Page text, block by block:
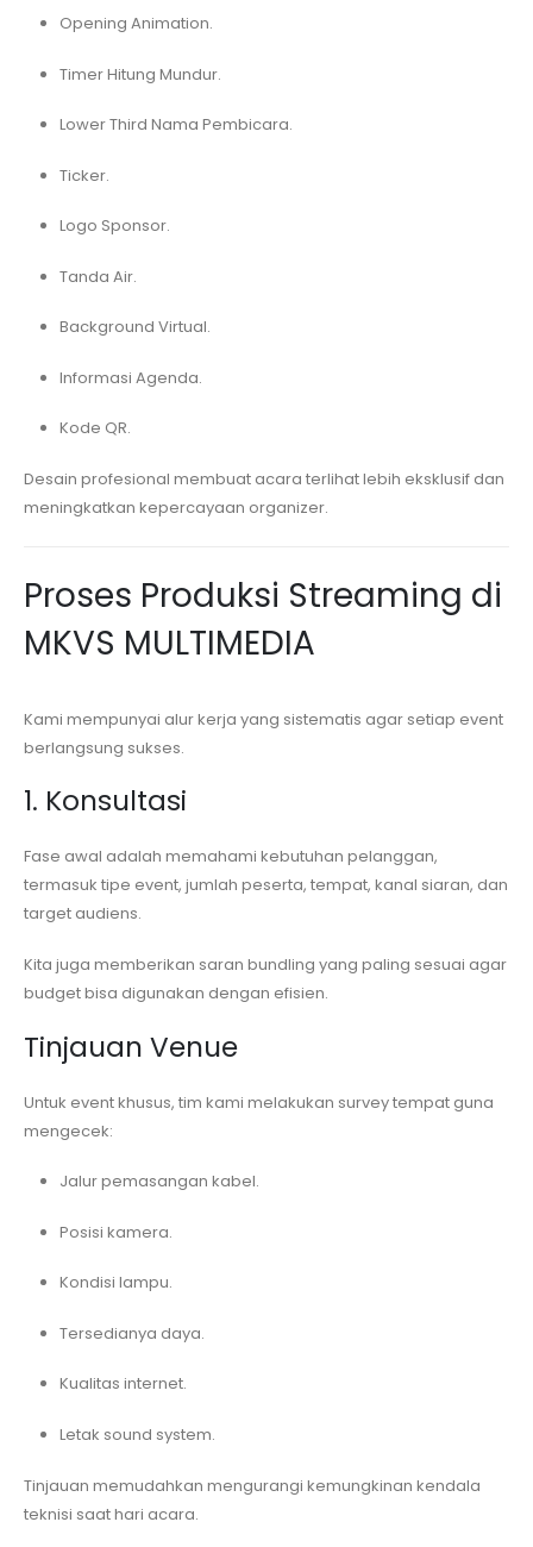
Opening Animation.
Timer Hitung Mundur.
Lower Third Nama Pembicara.
Ticker.
Logo Sponsor.
Tanda Air.
Background Virtual.
Informasi Agenda.
Kode QR.
Desain profesional membuat acara terlihat lebih eksklusif dan
meningkatkan kepercayaan organizer.
Proses Produksi Streaming di
MKVS MULTIMEDIA
Kami mempunyai alur kerja yang sistematis agar setiap event
berlangsung sukses.
1. Konsultasi
Fase awal adalah memahami kebutuhan pelanggan,
termasuk tipe event, jumlah peserta, tempat, kanal siaran, dan
target audiens.
Kita juga memberikan saran bundling yang paling sesuai agar
budget bisa digunakan dengan efisien.
Tinjauan Venue
Untuk event khusus, tim kami melakukan survey tempat guna
mengecek:
Jalur pemasangan kabel.
Posisi kamera.
Kondisi lampu.
Tersedianya daya.
Kualitas internet.
Letak sound system.
Tinjauan memudahkan mengurangi kemungkinan kendala
teknisi saat hari acara.